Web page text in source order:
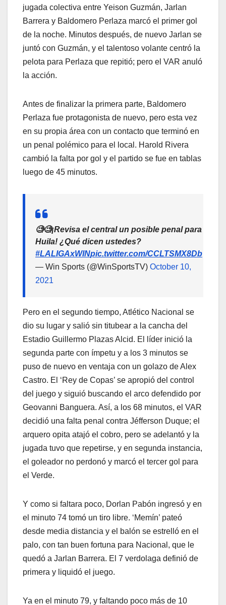
jugada colectiva entre Yeison Guzmán, Jarlan
Barrera y Baldomero Perlaza marcó el primer gol
de la noche. Minutos después, de nuevo Jarlan se
juntó con Guzmán, y el talentoso volante centró la
pelota para Perlaza que repitió; pero el VAR anuló
la acción.
Antes de finalizar la primera parte, Baldomero
Perlaza fue protagonista de nuevo, pero esta vez
en su propia área con un contacto que terminó en
un penal polémico para el local. Harold Rivera
cambió la falta por gol y el partido se fue en tablas
luego de 45 minutos.
🧐🧐¡Revisa el central un posible penal para
Huila! ¿Qué dicen ustedes?
#LALIGAxWINpic.twitter.com/CCLTSMX8Db
— Win Sports (@WinSportsTV) October 10,
2021
Pero en el segundo tiempo, Atlético Nacional se
dio su lugar y salió sin titubear a la cancha del
Estadio Guillermo Plazas Alcid. El líder inició la
segunda parte con ímpetu y a los 3 minutos se
puso de nuevo en ventaja con un golazo de Alex
Castro. El ‘Rey de Copas’ se apropió del control
del juego y siguió buscando el arco defendido por
Geovanni Banguera. Así, a los 68 minutos, el VAR
decidió una falta penal contra Jéfferson Duque; el
arquero opita atajó el cobro, pero se adelantó y la
jugada tuvo que repetirse, y en segunda instancia,
el goleador no perdonó y marcó el tercer gol para
el Verde.
Y como si faltara poco, Dorlan Pabón ingresó y en
el minuto 74 tomó un tiro libre. ‘Memín’ pateó
desde media distancia y el balón se estrelló en el
palo, con tan buen fortuna para Nacional, que le
quedó a Jarlan Barrera. El 7 verdolaga definió de
primera y liquidó el juego.
Ya en el minuto 79, y faltando poco más de 10